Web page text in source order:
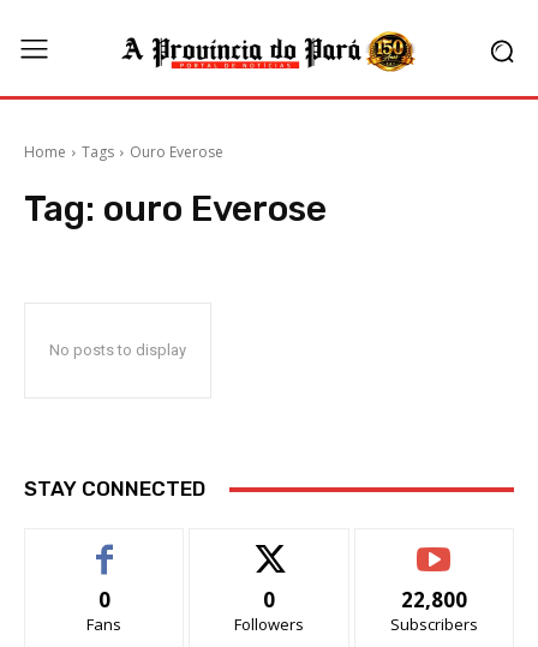
Home Tags Ouro Everose
Tag: ouro Everose
No posts to display
STAY CONNECTED
0
Fans
0
Followers
22,800
Subscribers